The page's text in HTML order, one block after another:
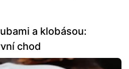
a klobásou:
chod